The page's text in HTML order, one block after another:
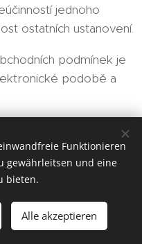
jednoho
ostatních ustanovení.
podmínek je
podobě a
smlouvy.
adresa pro
, telefon
Funktionieren
gewährleitsen und eine
bieten.
Alle akzeptieren